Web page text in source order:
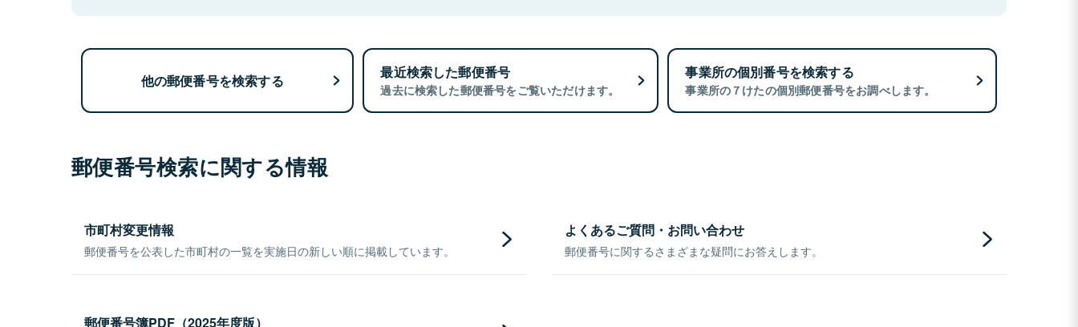
他の郵便番号を検索する 最近検索した郵便番号
過去に検索した郵便番号をご覧いただけます。
事業所の個別番号を検索する
事業所の７けたの個別郵便番号をお調べします。
郵便番号検索に関する情報
市町村変更情報
郵便番号を公表した市町村の一覧を実施日の新しい順に掲載しています。
よくあるご質問・お問い合わせ
郵便番号に関するさまざまな疑問にお答えします。
郵便番号簿PDF（2025年度版）